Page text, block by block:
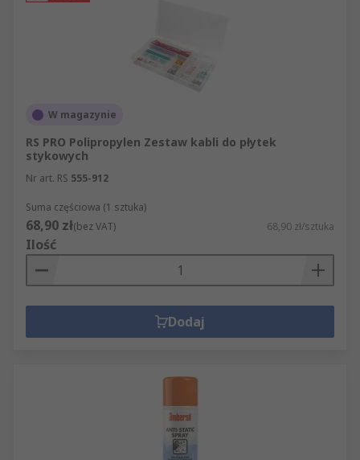
W magazynie
RS PRO Polipropylen Zestaw kabli do płytek
stykowych
Nr art. RS 555-912
Suma częściowa (1 sztuka)
68,90 zł(bez VAT) 68,90 zł/sztuka
Ilość
Dodaj